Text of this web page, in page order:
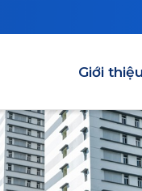
Giới thiệu